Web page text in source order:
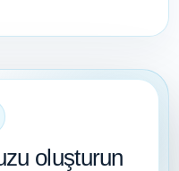
oluşturun